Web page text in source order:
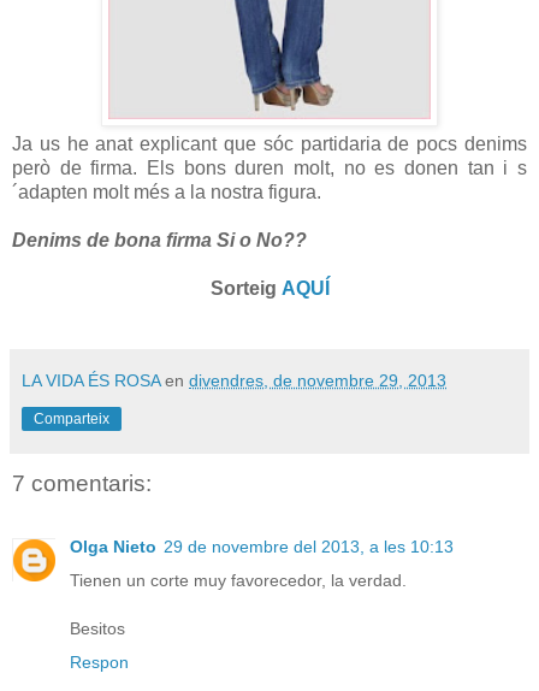
Ja us he anat explicant que sóc partidaria de pocs denims
però de firma. Els bons duren molt, no es donen tan i s
´adapten molt més a la nostra figura.
Denims de bona firma Si o No??
Sorteig AQUÍ
LA VIDA ÉS ROSA en divendres, de novembre 29, 2013
Comparteix
7 comentaris:
Olga Nieto 29 de novembre del 2013, a les 10:13
Tienen un corte muy favorecedor, la verdad.
Besitos
Respon